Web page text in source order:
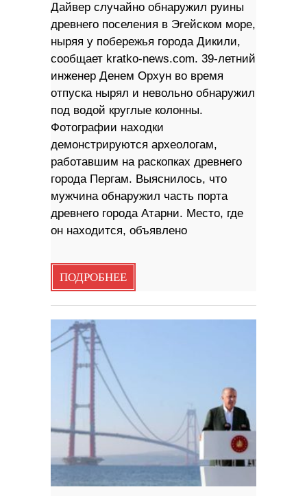
Дайвер случайно обнаружил руины
древнего поселения в Эгейском море,
ныряя у побережья города Дикили,
сообщает kratko-news.com. 39-летний
инженер Денем Орхун во время
отпуска нырял и невольно обнаружил
под водой круглые колонны.
Фотографии находки
демонстрируются археологам,
работавшим на раскопках древнего
города Пергам. Выяснилось, что
мужчина обнаружил часть порта
древнего города Атарни. Место, где
он находится, объявлено
ПОДРОБНЕЕ